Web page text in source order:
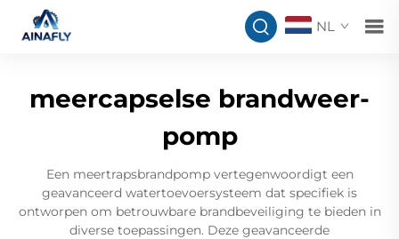
NL
meercapselse brandweer-
pomp
Een meertrapsbrandpomp vertegenwoordigt een
geavanceerd watertoevoersysteem dat specifiek is
ontworpen om betrouwbare brandbeveiliging te bieden in
diverse toepassingen. Deze geavanceerde